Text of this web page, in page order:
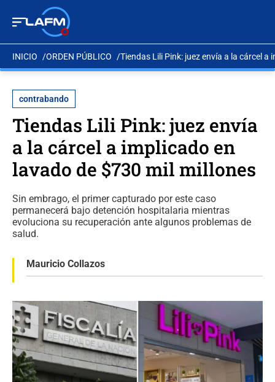
INICIO ORDEN PÚBLICO Tiendas Lili Pink: juez envía a la cárcel
contrabando
Tiendas Lili Pink: juez envía
a la cárcel a implicado en
lavado de $730 mil millones
Sin embrago, el primer capturado por este caso
permanecerá bajo detención hospitalaria mientras
evoluciona su recuperación ante algunos problemas de
salud.
Mauricio Collazos